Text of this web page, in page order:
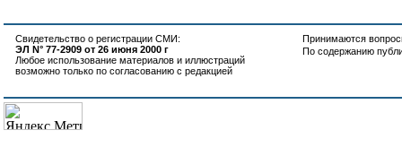
Свидетельство о регистрации СМИ:
ЭЛ N° 77-2909 от 26 июня 2000 г
Любое использование материалов и иллюстраций
возможно только по согласованию с редакцией
Принимаются
По содержанию